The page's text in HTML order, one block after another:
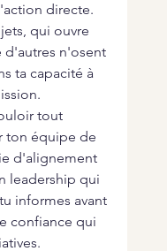
directe.
qui ouvre
d'autres n'osent
ta capacité à
tout
ton équipe de
d'alignement
leadership qui
informes avant
confiance qui